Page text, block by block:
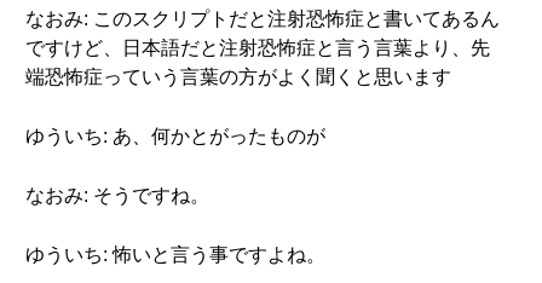
なおみ: このスクリプトだと注射恐怖症と書いてあるん
ですけど、日本語だと注射恐怖症と言う言葉より、先
端恐怖症っていう言葉の方がよく聞くと思います
ゆういち: あ、何かとがったものが
なおみ: そうですね。
ゆういち: 怖いと言う事ですよね。